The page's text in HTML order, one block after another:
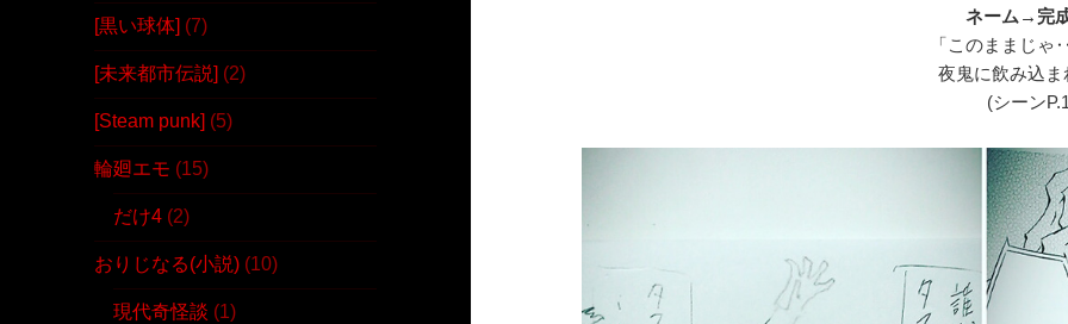
[黒い球体] (7)
[未来都市伝説] (2)
[Steam punk] (5)
輪廻エモ (15)
だけ4 (2)
おりじなる(小説) (10)
現代奇怪談 (1)
ネーム→完
「このままじ
夜鬼に飲み込
(シーン